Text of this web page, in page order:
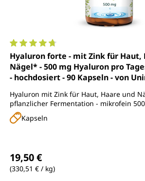
Durchschnittliche Bewertung von 4.8
Hyaluron forte - mit Zink für Haut,
Nägel* - 500 mg Hyaluron pro
- hochdosiert - 90 Kapseln - von
Hyaluron mit Zink für Haut, Haare und
pflanzlicher Fermentation - mikrofein
Kapseln
19,50 €
(330,51 € / kg)